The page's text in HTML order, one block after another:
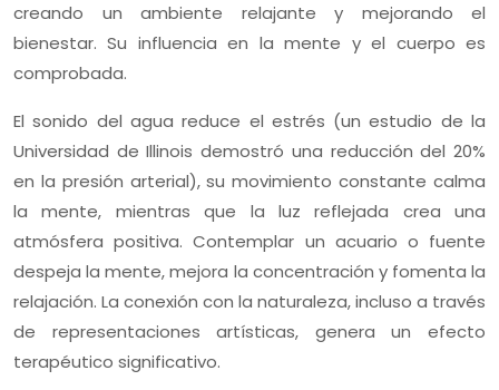
creando un ambiente relajante y mejorando el
bienestar. Su influencia en la mente y el cuerpo es
comprobada.
El sonido del agua reduce el estrés (un estudio de la
Universidad de Illinois demostró una reducción del 20%
en la presión arterial), su movimiento constante calma
la mente, mientras que la luz reflejada crea una
atmósfera positiva. Contemplar un acuario o fuente
despeja la mente, mejora la concentración y fomenta la
relajación. La conexión con la naturaleza, incluso a través
de representaciones artísticas, genera un efecto
terapéutico significativo.